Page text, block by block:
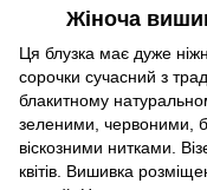
Жіноча
Ця блузка має дуже
сорочки сучасний з
блакитному
зеленими, червоними,
віскозними нитками.
квітів. Вишивка